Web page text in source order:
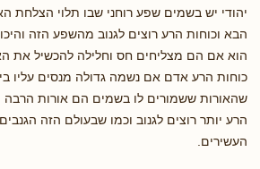
יהודי יש בשמים שפע רוחני שבו תלוי הצלחת
הבא וכוחות הרע רוצים לגנוב מהשפע הזה
הוא אם הם מצליחים חס וחלילה להכשיל את
כוחות הרע אדם אם נשמה גדולה מנסים עליו
שהאורות ששמורים לו בשמים הם אורות הרבה
הרע יותר רוצים לגנוב וכמו שבעולם הזה
העשירים.